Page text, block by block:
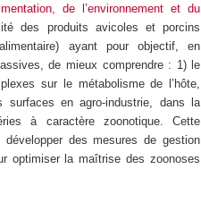
de l’environnement et du
des produits avicoles et porcins
ayant pour objectif, en
de mieux comprendre : 1) le
sur le métabolisme de l’hôte,
en agro-industrie, dans la
à caractère zoonotique. Cette
développer des mesures de gestion
optimiser la maîtrise des zoonoses